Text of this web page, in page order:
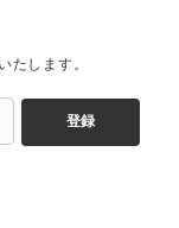
たします。
登録